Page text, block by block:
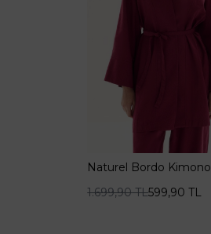
Naturel Bordo Kimono
1.699,90TL599,90 TL